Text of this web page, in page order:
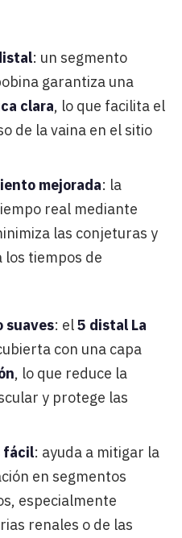
: un segmento
garantiza una
clara, lo que facilita el
de la vaina en el sitio
mejorada: la
real mediante
las conjeturas y
tiempos de
suaves: el5 distal La
con una capa
, lo que reduce la
y protege las
fácil: ayuda a mitigar la
en segmentos
especialmente
renales o de las